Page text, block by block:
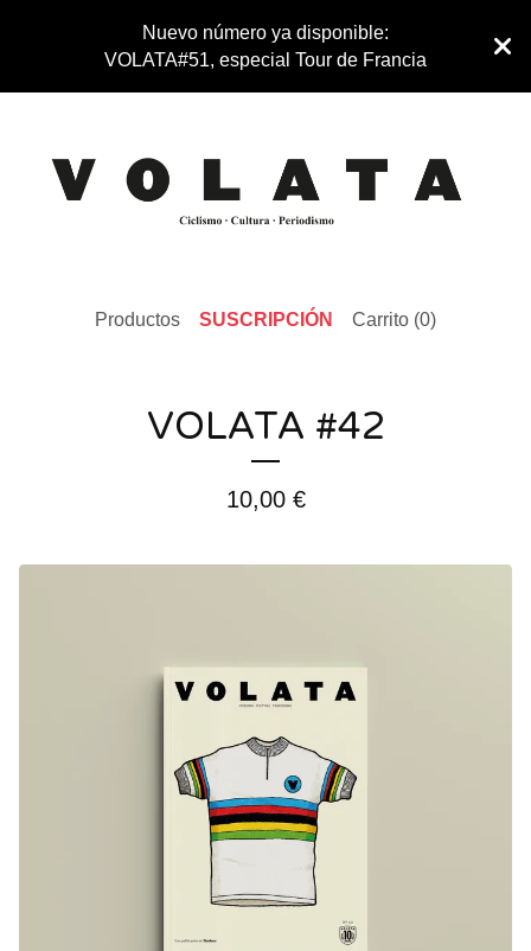
Nuevo número ya disponible:
VOLATA#51, especial Tour de Francia
Productos SUSCRIPCIÓN Carrito (0)
VOLATA #42
10,00 €